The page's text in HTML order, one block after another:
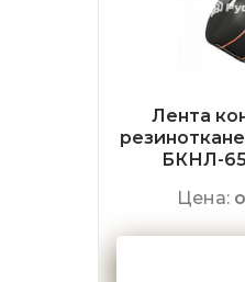
Лента
БКНЛ-
Цена: